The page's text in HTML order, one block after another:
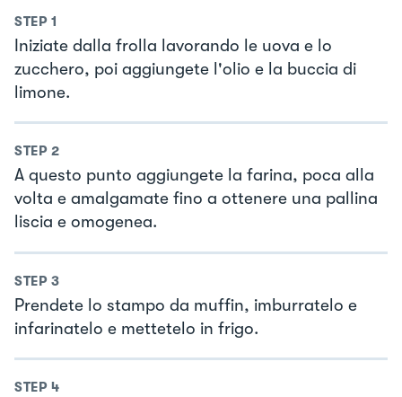
STEP 1
Iniziate dalla frolla lavorando le uova e lo
zucchero, poi aggiungete l'olio e la buccia di
limone.
STEP 2
A questo punto aggiungete la farina, poca alla
volta e amalgamate fino a ottenere una pallina
liscia e omogenea.
STEP 3
Prendete lo stampo da muffin, imburratelo e
infarinatelo e mettetelo in frigo.
STEP 4